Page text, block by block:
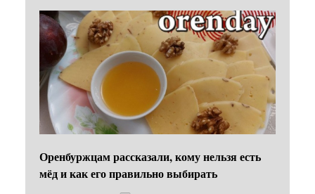
Оренбуржцам рассказали, кому нельзя есть
мёд и как его правильно выбирать